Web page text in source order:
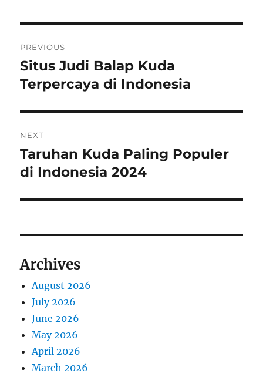
o
s
t
n
a
g
a
t
i
o
n
PREVIOUS
P
r
v
i
o
s
p
Situs Judi Balap Kuda
Terpercaya di Indonesia
NEXT
N
e
t
o
t
Taruhan Kuda Paling Populer
di Indonesia 2024
Archives
August 2026
July 2026
June 2026
May 2026
April 2026
March 2026